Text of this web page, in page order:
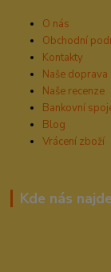
O nás
Obchodní
Kontakty
Naše doprava
Naše recenze
Bankovní
Blog
Vrácení zboží
Kde nás